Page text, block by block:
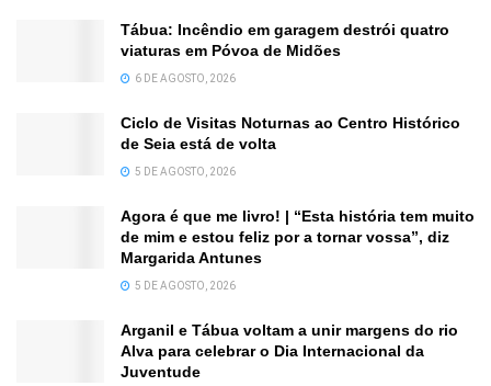
Tábua: Incêndio em garagem destrói quatro
viaturas em Póvoa de Midões
6 DE AGOSTO, 2026
Ciclo de Visitas Noturnas ao Centro Histórico
de Seia está de volta
5 DE AGOSTO, 2026
Agora é que me livro! | “Esta história tem muito
de mim e estou feliz por a tornar vossa”, diz
Margarida Antunes
5 DE AGOSTO, 2026
Arganil e Tábua voltam a unir margens do rio
Alva para celebrar o Dia Internacional da
Juventude